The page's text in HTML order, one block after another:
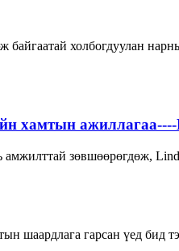
байгаатай холбогдуулан
хамтын
зөвшөөрөгдөж,
шаардлага гарсан үед бид